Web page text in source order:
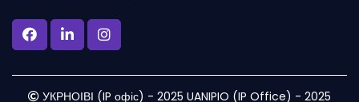
УКРНОІВІ (IP офіс) - 2025 UANIPIO (IP Office) - 2025